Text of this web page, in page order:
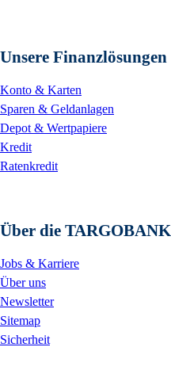
Unsere Finanzlösungen
Konto & Karten
Sparen & Geldanlagen
Depot & Wertpapiere
Kredit
Ratenkredit
Über die TARGOBANK
Jobs & Karriere
Über uns
Newsletter
Sitemap
Sicherheit